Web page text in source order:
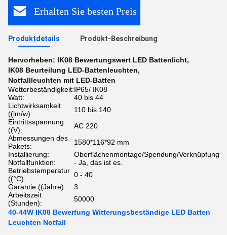
Erhalten Sie besten Preis
Produktdetails Produkt-Beschreibung
Hervorheben: IK08 Bewertungswert LED Battenlicht,
IK08 Beurteilung LED-Battenleuchten,
Notfallleuchten mit LED-Batten
Wetterbeständigkeit:IP65/ IK08
Watt:
40 bis 44
Lichtwirksamkeit
((lm/w):
110 bis 140
Eintrittsspannung
((V):
AC 220
Abmessungen des
Pakets:
1580*116*92 mm
Installierung:
Oberflächenmontage/Spendung/Verknüpfung
Notfallfunktion:
- Ja, das ist es.
Betriebstemperatur
((°C):
0 - 40
Garantie ((Jahre):
3
Arbeitszeit
(Stunden):
50000
40-44W IK08 Bewertung Witterungsbeständige LED Batten
Leuchten Notfall